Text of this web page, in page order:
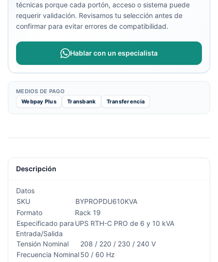
técnicas porque cada portón, acceso o sistema puede
requerir validación. Revisamos tu selección antes de
confirmar para evitar errores de compatibilidad.
Hablar con un especialista
MEDIOS DE PAGO
Webpay Plus
Transbank Transferencia
Descripción
Datos
SKU
BYPROPDU610KVA
Formato
Rack 19
Especificado para UPS RTH-C PRO de 6 y 10 kVA
Entrada/Salida
Tensión Nominal
208 / 220 / 230 / 240 V
Frecuencia Nominal50 / 60 Hz